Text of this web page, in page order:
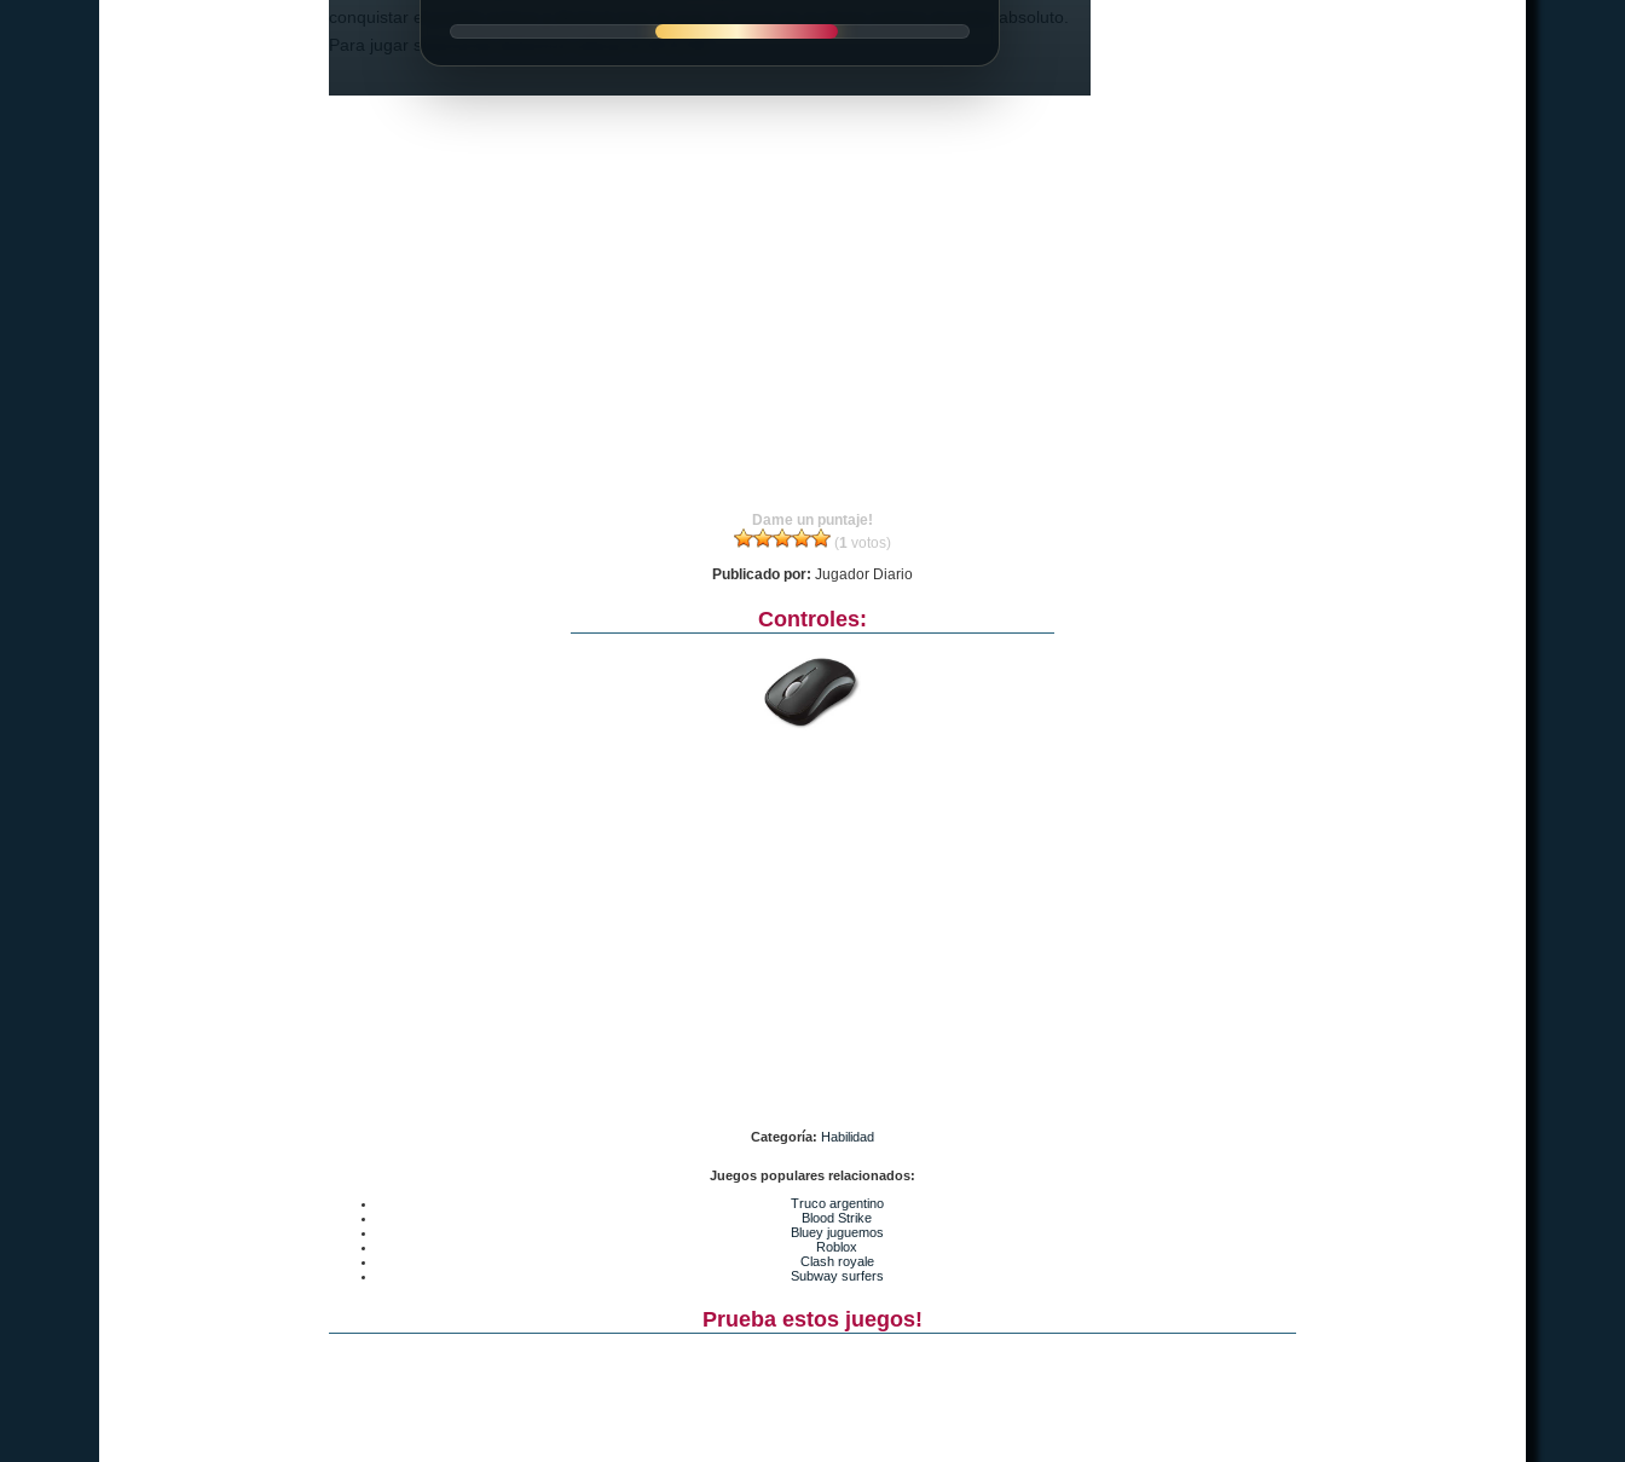
conquistar el pueblo entero y destruir todo lo que se cruce en su largo camino al poder absoluto.
Para jugar solamente debemos utilizar el MOUSE.
Dame un puntaje!
(1 votos)
Publicado por: Jugador Diario
Controles:
Categoría: Habilidad
Juegos populares relacionados:
Truco argentino
Blood Strike
Bluey juguemos
Roblox
Clash royale
Subway surfers
Prueba estos juegos!